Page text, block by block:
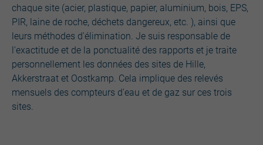
chaque site (acier, plastique, papier, aluminium, bois, EPS,
PIR, laine de roche, déchets dangereux, etc. ), ainsi que
leurs méthodes d'élimination. Je suis responsable de
l'exactitude et de la ponctualité des rapports et je traite
personnellement les données des sites de Hille,
Akkerstraat et Oostkamp. Cela implique des relevés
mensuels des compteurs d'eau et de gaz sur ces trois
sites.